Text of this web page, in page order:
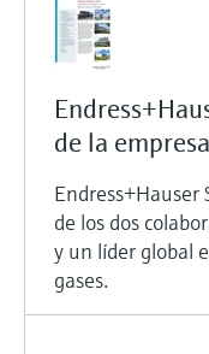
de la empresa
Endress+Hauser
de los dos
y un líder global
gases.